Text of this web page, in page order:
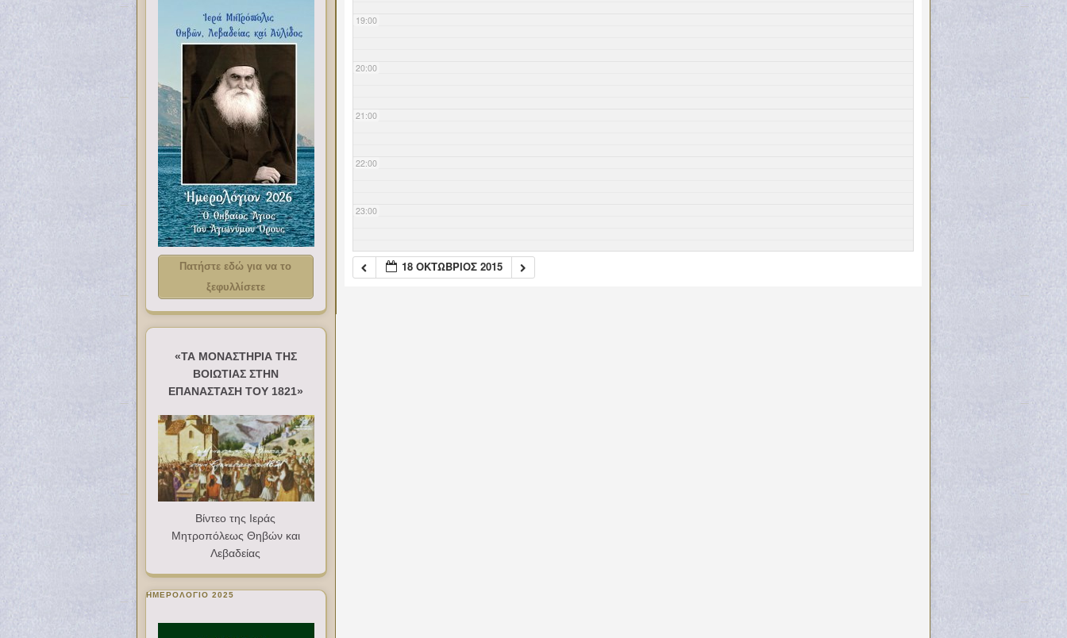
19:00
20:00
21:00
22:00
23:00
18 ΟΚΤΏΒΡΙΟΣ 2015
Πατήστε εδώ για να το
ξεφυλλίσετε
«ΤΑ ΜΟΝΑΣΤΗΡΙΑ ΤΗΣ
ΒΟΙΩΤΙΑΣ ΣΤΗΝ
ΕΠΑΝΑΣΤΑΣΗ ΤΟΥ 1821»
Βίντεο της Ιεράς
Μητροπόλεως Θηβών και
Λεβαδείας
ΗΜΕΡΟΛΟΓΙΟ 2025